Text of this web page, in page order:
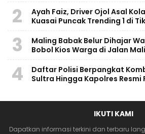
2
Ayah Faiz, Driver Ojol Asal
Kuasai Puncak Trending 1 di
3
Maling Babak Belur Dihajar
Bobol Kios Warga di Jalan
4
Daftar Polisi Berpangkat
Sultra Hingga Kapolres Resmi
IKUTI KAMI
Dapatkan informasi terkini dan terbaru